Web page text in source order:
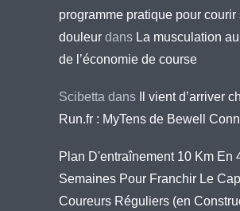
programme pratique pour courir
douleur dans La musculation
de l’économie de course
Scibetta dans
Il vient d’arriver
Run.fr : MyTens de Bewell
Plan D'entraînement 10 Km En
Semaines Pour Franchir Le
Coureurs Réguliers (en